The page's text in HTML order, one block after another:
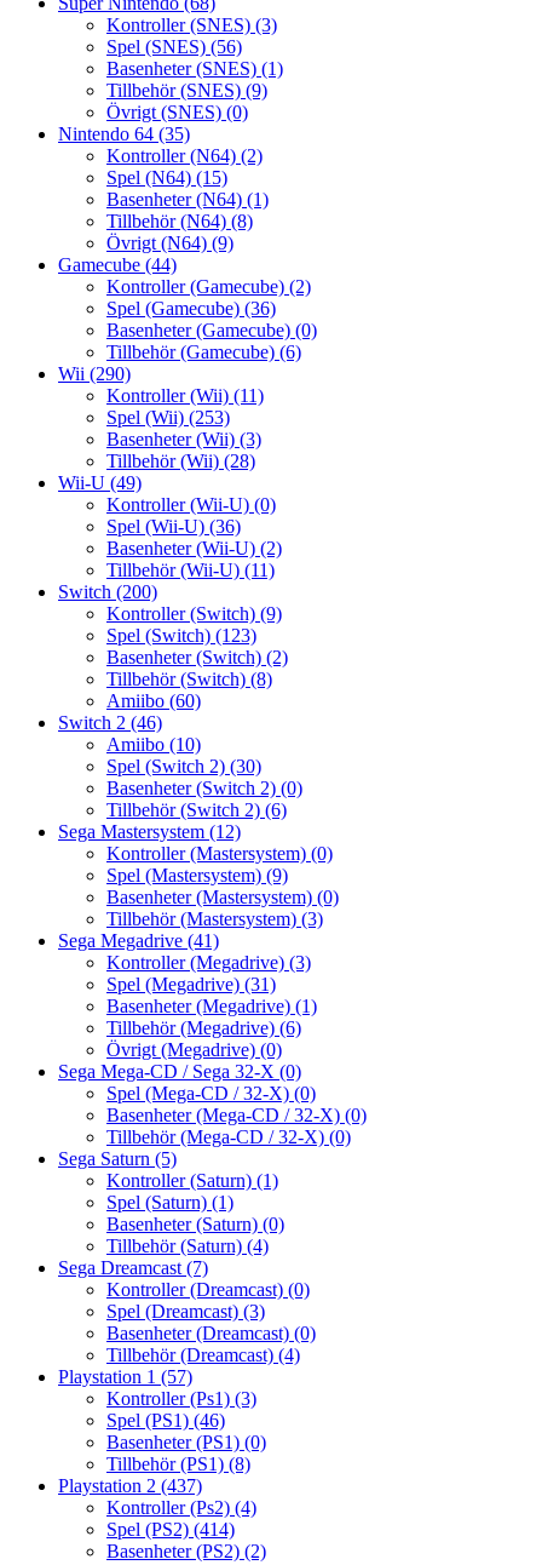
Kontroller (SNES) (3)
Spel (SNES) (56)
Basenheter (SNES) (1)
Tillbehör (SNES) (9)
Övrigt (SNES) (0)
Nintendo 64 (35)
Kontroller (N64) (2)
Spel (N64) (15)
Basenheter (N64) (1)
Tillbehör (N64) (8)
Övrigt (N64) (9)
Gamecube (44)
Kontroller (Gamecube) (2)
Spel (Gamecube) (36)
Basenheter (Gamecube) (0)
Tillbehör (Gamecube) (6)
Wii (290)
Kontroller (Wii) (11)
Spel (Wii) (253)
Basenheter (Wii) (3)
Tillbehör (Wii) (28)
Wii-U (49)
Kontroller (Wii-U) (0)
Spel (Wii-U) (36)
Basenheter (Wii-U) (2)
Tillbehör (Wii-U) (11)
Switch (200)
Kontroller (Switch) (9)
Spel (Switch) (123)
Basenheter (Switch) (2)
Tillbehör (Switch) (8)
Amiibo (60)
Switch 2 (46)
Amiibo (10)
Spel (Switch 2) (30)
Basenheter (Switch 2) (0)
Tillbehör (Switch 2) (6)
Sega Mastersystem (12)
Kontroller (Mastersystem) (0)
Spel (Mastersystem) (9)
Basenheter (Mastersystem) (0)
Tillbehör (Mastersystem) (3)
Sega Megadrive (41)
Kontroller (Megadrive) (3)
Spel (Megadrive) (31)
Basenheter (Megadrive) (1)
Tillbehör (Megadrive) (6)
Övrigt (Megadrive) (0)
Sega Mega-CD / Sega 32-X (0)
Spel (Mega-CD / 32-X) (0)
Basenheter (Mega-CD / 32-X) (0)
Tillbehör (Mega-CD / 32-X) (0)
Sega Saturn (5)
Kontroller (Saturn) (1)
Spel (Saturn) (1)
Basenheter (Saturn) (0)
Tillbehör (Saturn) (4)
Sega Dreamcast (7)
Kontroller (Dreamcast) (0)
Spel (Dreamcast) (3)
Basenheter (Dreamcast) (0)
Tillbehör (Dreamcast) (4)
Playstation 1 (57)
Kontroller (Ps1) (3)
Spel (PS1) (46)
Basenheter (PS1) (0)
Tillbehör (PS1) (8)
Playstation 2 (437)
Kontroller (Ps2) (4)
Spel (PS2) (414)
Basenheter (PS2) (2)